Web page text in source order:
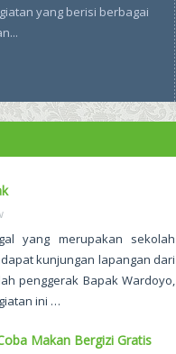
yang merupakan sekolah
kunjungan lapangan dari
penggerak Bapak Wardoyo,
ini …
Makan Bergizi Gratis